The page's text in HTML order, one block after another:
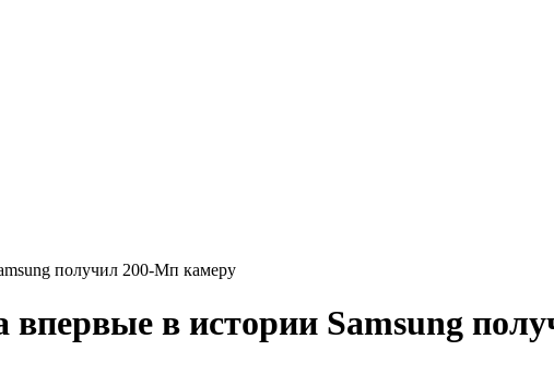
получил 200-Мп камеру
в истории Samsung